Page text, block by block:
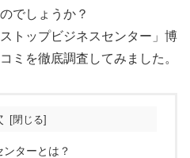
でしょうか？
トップビジネスセンター」博
ミを徹底調査してみました。
ターとは？